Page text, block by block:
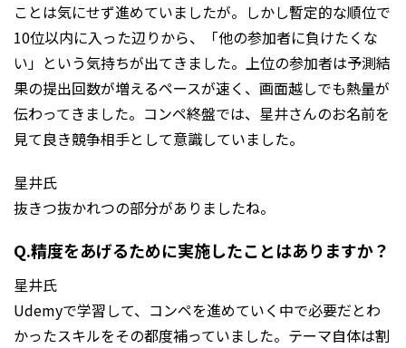
ことは気にせず進めていましたが。しかし暫定的な順位で
10位以内に入った辺りから、「他の参加者に負けたくな
い」という気持ちが出てきました。上位の参加者は予測結
果の提出回数が増えるペースが速く、画面越しでも熱量が
伝わってきました。コンペ終盤では、星井さんのお名前を
見て良き競争相手として意識していました。
星井氏
抜きつ抜かれつの部分がありましたね。
Q.精度をあげるために実施したことはありますか？
星井氏
Udemyで学習して、コンペを進めていく中で必要だとわ
かったスキルをその都度補っていました。テーマ自体は割